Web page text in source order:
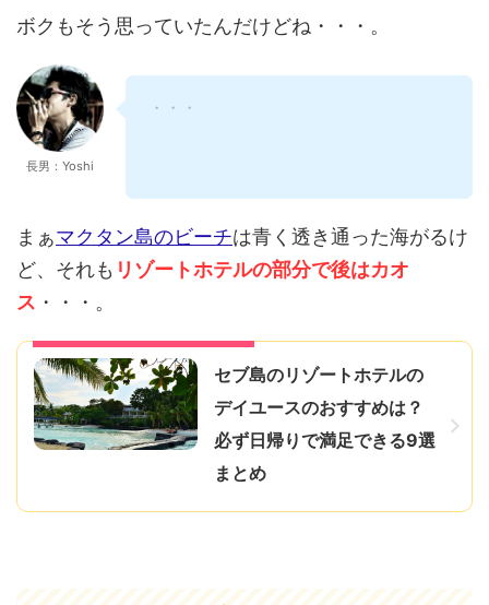
ボクもそう思っていたんだけどね・・・。
長男：Yoshi
ちょ！それって、空港のある「Macta
ど、それもリゾートホテルの部分で後はカオ
ス ・・・。
セブ島のリゾートホテルの
デイユースのおすすめは？
必ず日帰りで満足できる9選
まとめ
リゾートホテルの参考にしてね♪